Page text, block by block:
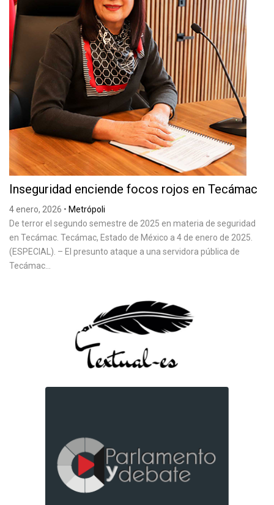
Inseguridad enciende focos rojos en Tecámac
4 enero, 2026 • Metrópoli
De terror el segundo semestre de 2025 en materia de seguridad
en Tecámac. Tecámac, Estado de México a 4 de enero de 2025.
(ESPECIAL). – El presunto ataque a una servidora pública de
Tecámac...